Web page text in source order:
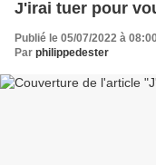
J'irai tuer pour
Publié le 05/07/2022 à
Par philippedester